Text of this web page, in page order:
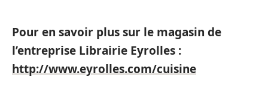
Pour en savoir plus sur le magasin de
l’entreprise Librairie Eyrolles :
http://www.eyrolles.com/cuisine